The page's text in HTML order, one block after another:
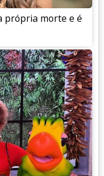
própria morte e é